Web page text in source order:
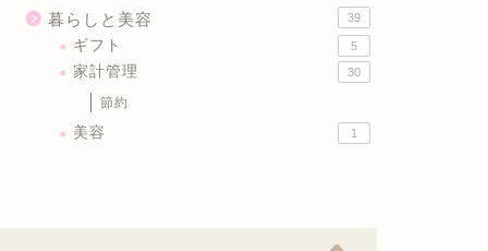
暮らしと美容 39
ギフト 5
家計管理 30
節約
美容 1